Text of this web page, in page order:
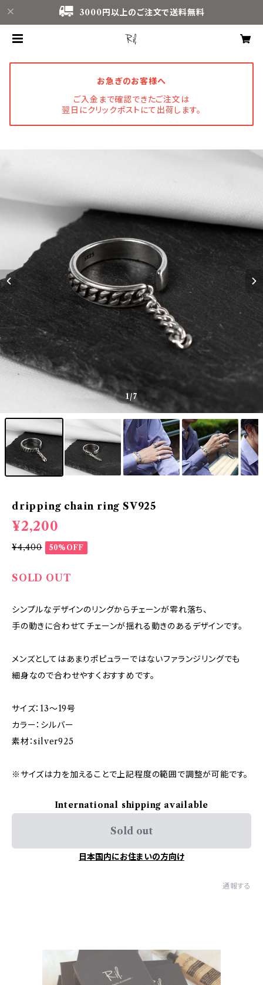
3000円以上のご注文で送料無料
お急ぎのお客様へ
ご入金まで確認できたご注文は
翌日にクリックポストにて出荷します。
1/7
dripping chain ring SV925
¥2,200
¥4,400 50%OFF
SOLD OUT
シンプルなデザインのリングからチェーンが零れ落ち、
手の動きに合わせてチェーンが揺れる動きのあるデザインです。
メンズとしてはあまりポピュラーではないファランジリングでも
細身なので合わせやすくおすすめです。
サイズ：13～19号
カラー：シルバー
素材：silver925
※サイズは力を加えることで上記程度の範囲で調整が可能です。
International shipping available
Sold out
日本国内にお住まいの方向け
通報する